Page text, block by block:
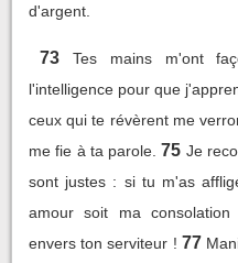
d'argent.
73
Tes mains m'ont
l'intelligence pour que
ceux qui te révèrent me
me fie à ta parole. 75 Je
sont justes : si tu m'as
amour soit ma
envers ton serviteur ! 77